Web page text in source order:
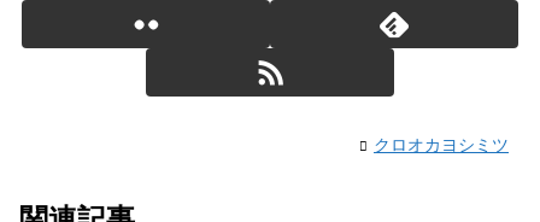
クロオカヨシミツ